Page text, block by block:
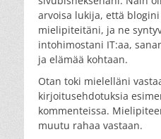
arvoisa lukija, että
mielipiteitäni, ja ne
intohimostani IT:aa,
ja elämää kohtaan.
Otan toki mielelläni
kirjoitusehdotuksia
kommenteissa.
muutu rahaa vastaan.